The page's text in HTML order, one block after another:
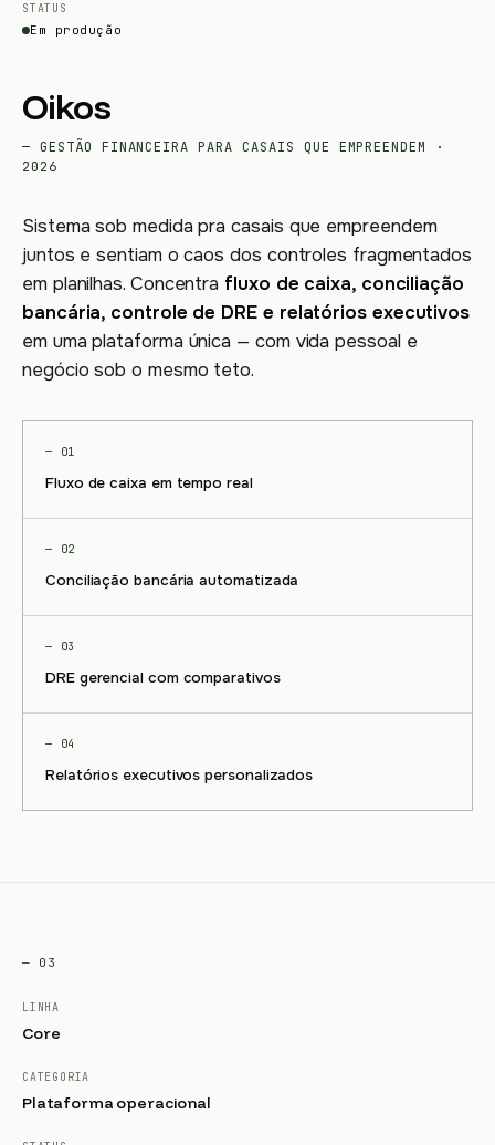
STATUS
Em produção
Oikos
— GESTÃO FINANCEIRA PARA CASAIS QUE EMPREENDEM ·
2026
Sistema sob medida pra casais que empreendem
juntos e sentiam o caos dos controles fragmentados
em planilhas. Concentra fluxo de caixa, conciliação
bancária, controle de DRE e relatórios executivos
em uma plataforma única — com vida pessoal e
negócio sob o mesmo teto.
— 01
Fluxo de caixa em tempo real
— 02
Conciliação bancária automatizada
— 03
DRE gerencial com comparativos
— 04
Relatórios executivos personalizados
— 03
LINHA
Core
CATEGORIA
Plataforma operacional